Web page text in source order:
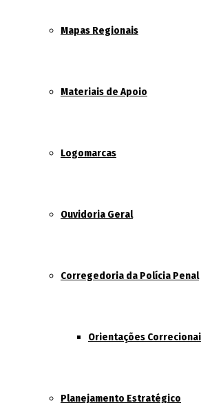
Mapas Regionais
Materiais de Apoio
Logomarcas
Ouvidoria Geral
Corregedoria da Polícia Penal
Orientações
Planejamento Estratégico